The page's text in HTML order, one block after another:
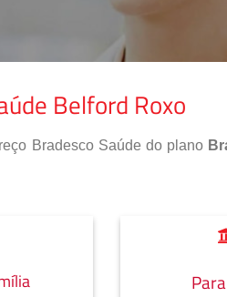
Belford Roxo
Bradesco Saúde do plano